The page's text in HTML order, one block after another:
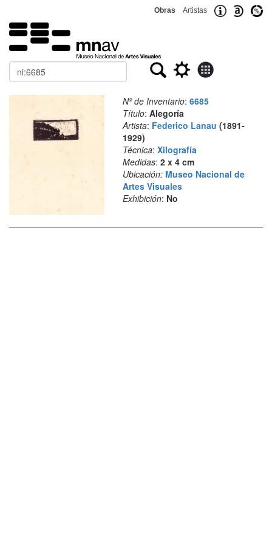
Obras Artistas
Buscar
Nº de Inventario: 6685
Título: Alegoría
Artista: Federico Lanau (1891-
1929)
Técnica: Xilografía
Medidas: 2 x 4 cm
Ubicación: Museo Nacional de
Artes Visuales
Exhibición: No